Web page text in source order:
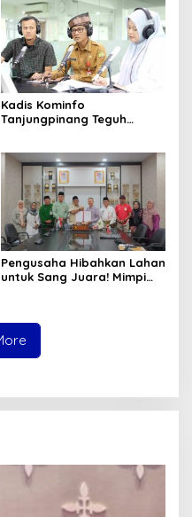
Kadis Kominfo
Tanjungpinang Teguh
Pemerintah
Pengusaha Hibahkan Lahan
untuk Sang Juara! Mimpi